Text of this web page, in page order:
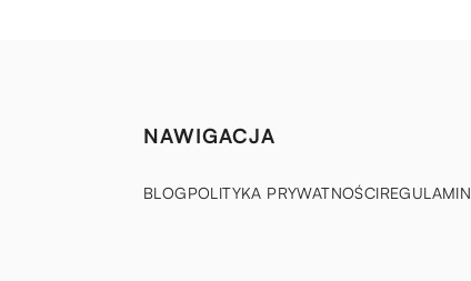
NAWIGACJA
BLOGPOLITYKA PRYWATNOŚCIREGULAMIN